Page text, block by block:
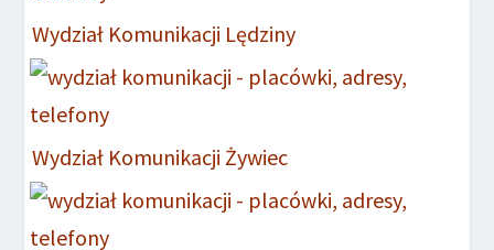
Wydział Komunikacji Lędziny
Wydział Komunikacji Żywiec